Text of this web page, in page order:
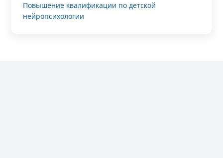
Повышение квалификации по детской
нейропсихологии